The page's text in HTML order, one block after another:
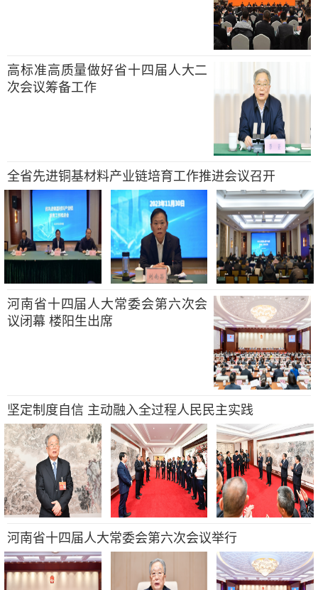
高标准高质量做好省十四届人大二
次会议筹备工作
全省先进铜基材料产业链培育工作推进会议召开
河南省十四届人大常委会第六次会
议闭幕 楼阳生出席
坚定制度自信 主动融入全过程人民民主实践
河南省十四届人大常委会第六次会议举行